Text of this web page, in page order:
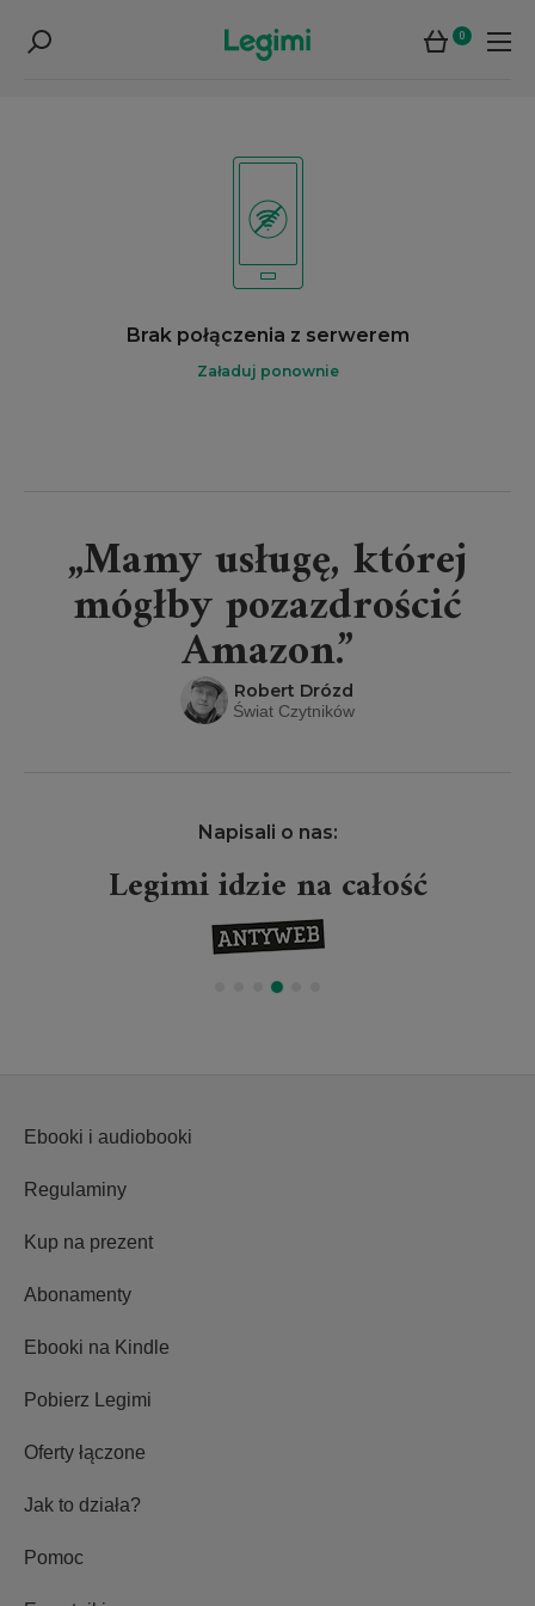
0
Brak połączenia z serwerem
Załaduj ponownie
„Mamy usługę, której
mógłby pozazdrościć
Amazon.”
Robert Drózd
Świat Czytników
Napisali o nas:
Legimi idzie na całość
Ebooki i audiobooki
Regulaminy
Kup na prezent
Abonamenty
Ebooki na Kindle
Pobierz Legimi
Oferty łączone
Jak to działa?
Pomoc